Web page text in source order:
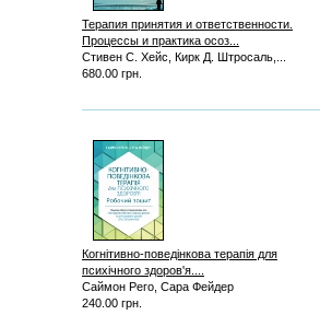
Терапия принятия и ответственности.
Процессы и практика осоз...
Стивен С. Хейс, Кирк Д. Штросаль,...
680.00 грн.
Когнітивно-поведінкова терапія для
психічного здоров'я....
Саймон Рего, Сара Фейдер
240.00 грн.